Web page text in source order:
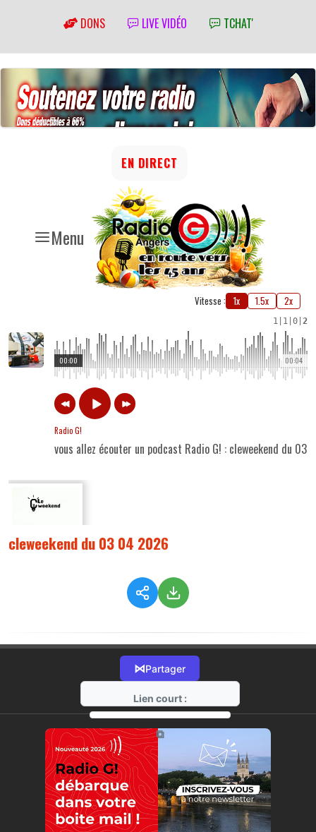
DONS LIVE VIDÉO TCHAT'
Menu
EN DIRECT
Vitesse : 1x 1.5x 2x
1 1 0 2
00:04
00:00
Radio G!
vous allez écouter un podcast Radio G! : cleweekend du 03
cleweekend du 03 04 2026
⋈Partager
Lien court :
https://radio-g.fr?21558
⧉